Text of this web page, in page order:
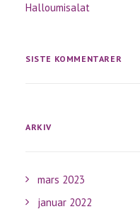
Halloumisalat
SISTE KOMMENTARER
ARKIV
mars 2023
januar 2022